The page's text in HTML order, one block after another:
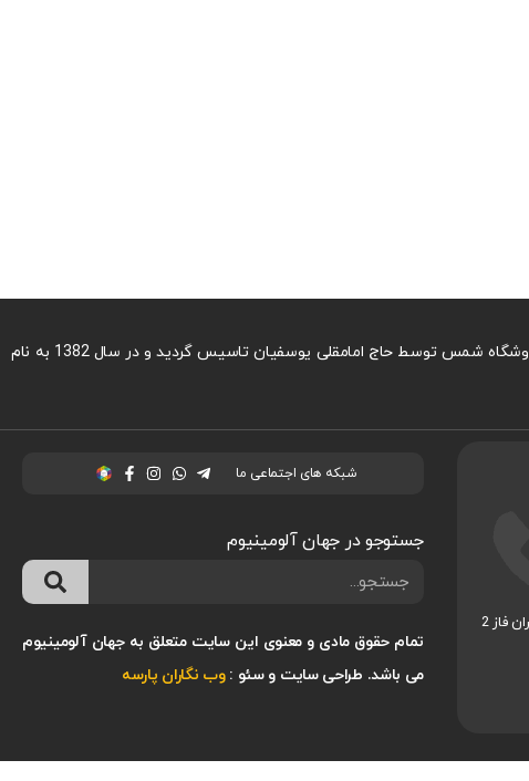
شرکت ویرا صنعت آلومینیوم با نام تجاری جهان آلومینیوم در تهیه و توزیع انواع ورقها و مقاطع آلومینیوم در آلیاژهای مختلف در سال 1350 با نام فروشگاه شمس توسط حاج امامقلی یوسفیان تاسیس گردید و در سال 1382 به نام
بزرگراه فتح رو به روی فتح 21 بازار آلومینیوم ایران فاز 2
شبکه های اجتماعی ما
جستوجو در جهان آلومینیوم
تمام حقوق مادی و معنوی این سایت متعلق به جهان آلومینیوم
می باشد. طراحی سایت وسئو :وب نگاران پارسه